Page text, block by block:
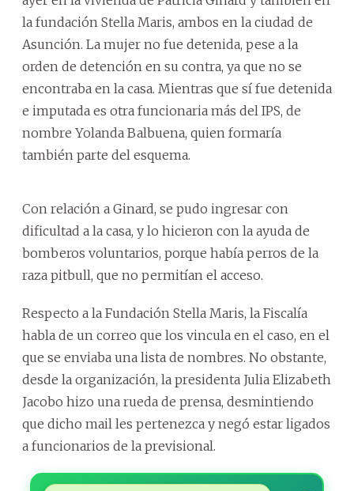
la fundación Stella Maris, ambos en la ciudad de
Asunción. La mujer no fue detenida, pese a la
orden de detención en su contra, ya que no se
encontraba en la casa. Mientras que sí fue detenida
e imputada es otra funcionaria más del IPS, de
nombre Yolanda Balbuena, quien formaría
también parte del esquema.
Con relación a Ginard, se pudo ingresar con
dificultad a la casa, y lo hicieron con la ayuda de
bomberos voluntarios, porque había perros de la
raza pitbull, que no permitían el acceso.
Respecto a la Fundación Stella Maris, la Fiscalía
habla de un correo que los vincula en el caso, en el
que se enviaba una lista de nombres. No obstante,
desde la organización, la presidenta Julia Elizabeth
Jacobo hizo una rueda de prensa, desmintiendo
que dicho mail les pertenezca y negó estar ligados
a funcionarios de la previsional.